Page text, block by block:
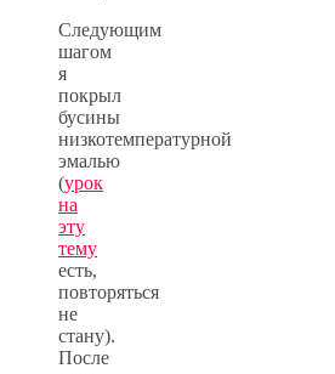
Следующим
шагом
я
покрыл
бусины
низкотемпературной
эмалью
(урок
на
эту
тему
есть,
повторяться
не
стану).
После